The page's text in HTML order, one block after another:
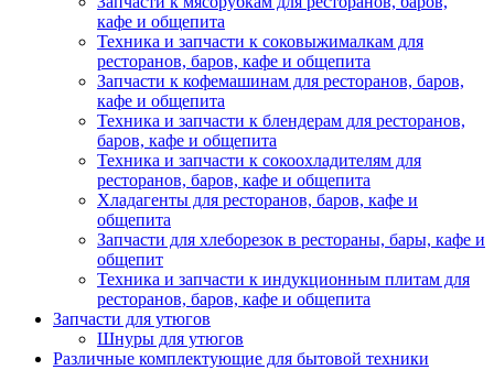
кафе и общепита
Техника и запчасти к соковыжималкам для
ресторанов, баров, кафе и общепита
Запчасти к кофемашинам для ресторанов, баров,
кафе и общепита
Техника и запчасти к блендерам для ресторанов,
баров, кафе и общепита
Техника и запчасти к сокоохладителям для
ресторанов, баров, кафе и общепита
Хладагенты для ресторанов, баров, кафе и
общепита
Запчасти для хлеборезок в рестораны, бары, кафе и
общепит
Техника и запчасти к индукционным плитам для
ресторанов, баров, кафе и общепита
Запчасти для утюгов
Шнуры для утюгов
Различные комплектующие для бытовой техники